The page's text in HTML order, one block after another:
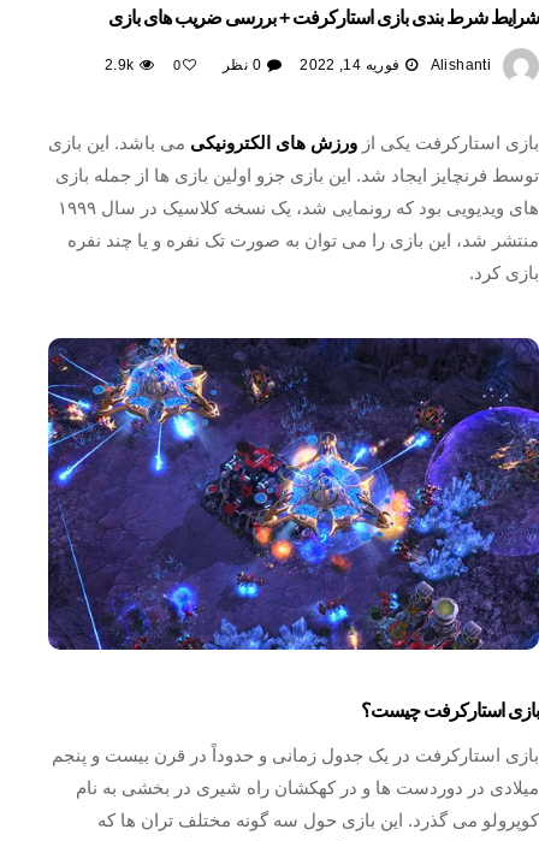
شرایط شرط بندی بازی استارکرفت + بررسی ضریب های بازی
Alishanti فوریه 14, 2022 0 نظر 0
2.9k
بازی استارکرفت یکی از ورزش های الکترونیکی می باشد. این بازی
توسط فرنچایز ایجاد شد. این بازی جزو اولین بازی ها از جمله بازی‌
های ویدیویی بود که رونمایی شد، یک نسخه کلاسیک در سال ۱۹۹۹
منتشر شد، این بازی را می توان به صورت تک نفره و یا چند نفره
بازی کرد.
بازی استارکرفت چیست؟
بازی استارکرفت در یک جدول زمانی و حدوداً در قرن بیست و پنجم
میلادی در دوردست ها و در کهکشان راه شیری در بخشی به نام
کوپرولو می گذرد. این بازی حول سه گونه مختلف تران ها که